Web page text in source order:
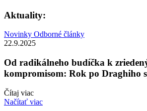
Aktuality:
Novinky Odborné články
22.9.2025
Od radikálneho budíčka k
kompromisom: Rok po Draghiho
Čítaj viac
Načítať viac